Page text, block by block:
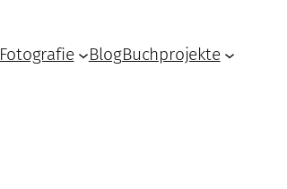
Fotografie BlogBuchprojekte